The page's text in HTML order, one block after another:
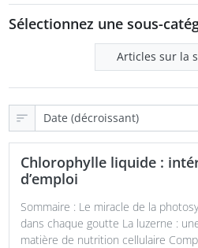
Sélectionnez une sous-
Articles sur la
Chlorophylle liquide :
d’emploi
Sommaire : Le miracle de la
dans chaque goutte La luzerne :
matière de nutrition cellulaire